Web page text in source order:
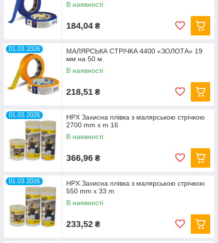
В наявності
184,04 ₴
01.03.2026
МАЛЯРСЬКА СТРІЧКА 4400 «ЗОЛОТА» 19
мм на 50 м
В наявності
218,51 ₴
01.03.2026
HPX Захисна плівка з малярською стрічкою
2700 mm х m 16
В наявності
366,96 ₴
01.03.2026
HPX Захисна плівка з малярською стрічкою
550 mm х 33 m
В наявності
233,52 ₴